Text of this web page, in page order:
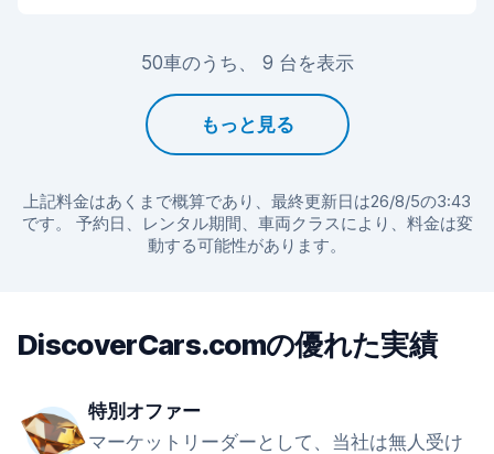
50車のうち、 9 台を表示
もっと見る
上記料金はあくまで概算であり、最終更新日は26/8/5の3:43
です。 予約日、レンタル期間、車両クラスにより、料金は変
動する可能性があります。
DiscoverCars.comの優れた実績
特別オファー
マーケットリーダーとして、当社は無人受け